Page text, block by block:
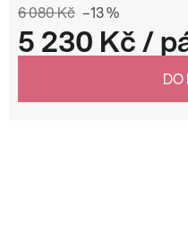
6 080 Kč –13 %
5 230 Kč/
DO